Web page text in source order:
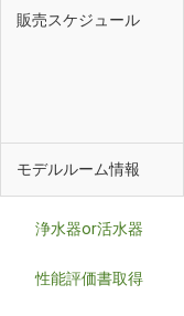
販売スケジュール
モデルルーム情報
浄水器or活水器
性能評価書取得